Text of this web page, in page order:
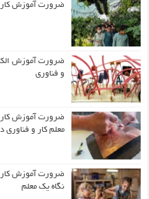
ضرورت آموزش کار
ضرورت آموزش
و فناوری
ضرورت آموزش کار
معلم کار و فناوری
ضرورت آموزش کار
نگاه یک معلم